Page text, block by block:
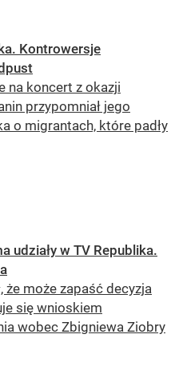
Kontrowersje
na koncert z okazji
przypomniał jego
o migrantach, które padły
udziały w TV Republika.
że może zapaść decyzja
się wnioskiem
wobec Zbigniewa Ziobry